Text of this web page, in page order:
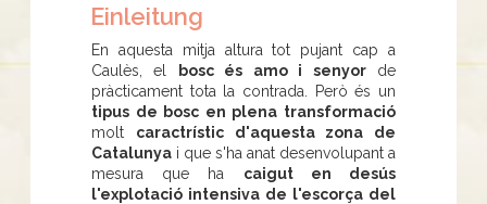
Einleitung
En aquesta mitja altura tot pujant cap a
Caulès, el
bosc és amo i senyorde
pràcticament tota la contrada. Però és un
tipus de bosc en plena transformació
molt caractrístic d'aquesta zona de
Catalunya i que s'ha anat desenvolupant a
mesura que ha caigut en desús
l'explotació intensiva de l'escorça del